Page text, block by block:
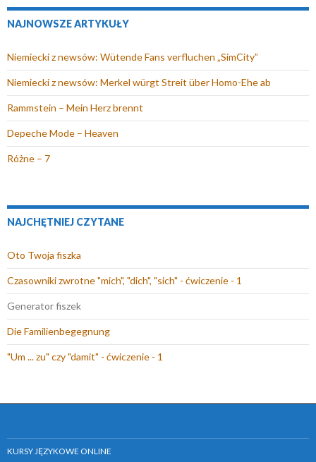
o
k
i
e
)
r
a
i
ę
w
n
o
w
y
k
i
e
)
a
s
ę
w
n
o
w
y
m
n
e
)
s
i
w
n
o
w
y
m
o
i
m
o
n
i
e
)
a
i
(
O
t
w
i
e
i
w
n
o
w
y
m
o
i
)
NAJNOWSZE ARTYKUŁY
Niemiecki z newsów: Wütende Fans verfluchen „SimCity”
Niemiecki z newsów: Merkel würgt Streit über Homo-Ehe ab
Rammstein – Mein Herz brennt
Depeche Mode – Heaven
Różne – 7
NAJCHĘTNIEJ CZYTANE
Oto Twoja fiszka
Czasowniki zwrotne "mich", "dich", "sich" - ćwiczenie - 1
Generator fiszek
Die Familienbegegnung
"Um ... zu" czy "damit" - ćwiczenie - 1
KURSY JĘZYKOWE ONLINE